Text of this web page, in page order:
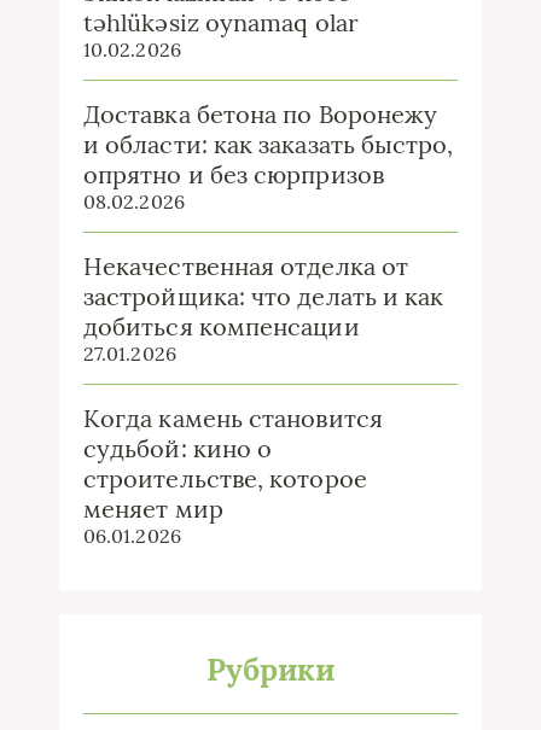
təhlükəsiz oynamaq olar
10.02.2026
Доставка бетона по Воронежу
и области: как заказать быстро,
опрятно и без сюрпризов
08.02.2026
Некачественная отделка от
застройщика: что делать и как
добиться компенсации
27.01.2026
Когда камень становится
судьбой: кино о
строительстве, которое
меняет мир
06.01.2026
Рубрики